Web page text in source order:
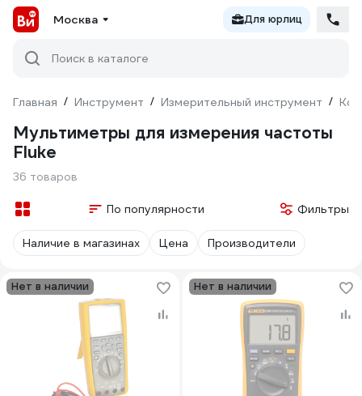
Москва Для юрлиц
Поиск в каталоге
Главная / Инструмент / Измерительный инструмент /
Мультиметры для измерения частоты
Fluke
36 товаров
По популярности Фильтры
Наличие в магазинах Цена Производители
Нет в наличии Нет в наличии